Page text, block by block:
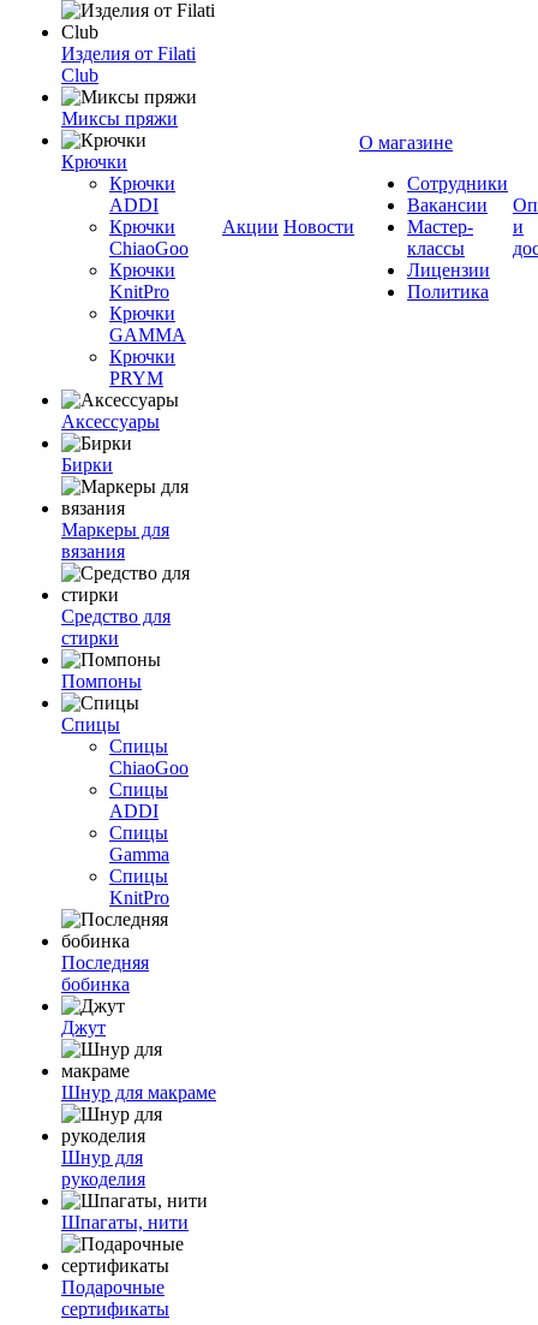
Изделия от Filati
Club
Миксы пряжи
Крючки
Крючки
ADDI
Крючки
ChiaoGoo
Крючки
KnitPro
Крючки
GAMMA
Крючки
PRYM
Аксессуары
Бирки
Маркеры для
вязания
Средство для
стирки
Помпоны
Спицы
Спицы
ChiaoGoo
Спицы
ADDI
Спицы
Gamma
Спицы
KnitPro
Последняя
бобинка
Джут
Шнур для макраме
Шнур для
рукоделия
Шпагаты, нити
Подарочные
сертификаты
Акции Новости
О магазине
Сотрудники
Вакансии
Мастер-
классы
Лицензии
Политика
и